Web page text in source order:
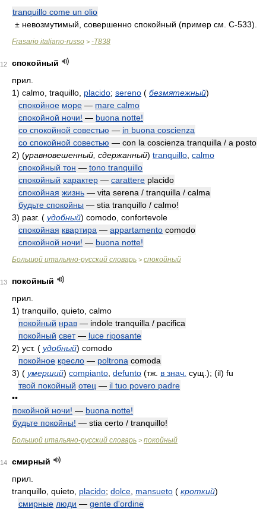
tranquillo come un olio
± невозмутимый, совершенно спокойный (пример см. С-533).
Frasario italiano-russo > -T838
12
спокойный
прил.
1) calmo, traquillo, placido; sereno ( безмятежный)
спокойное море — mare calmo
спокойной ночи! — buona notte!
со спокойной совестью — in buona coscienza
со спокойной совестью — con la coscienza tranquilla / a posto
2) (уравновешенный, сдержанный) tranquillo calmo
спокойный тон — tono tranquillo
спокойный характер — carattere placido
спокойная жизнь — vita serena / tranquilla / calma
будьте спокойны — stia tranquillo / calmo!
3) разг. ( удобный) comodo, confortevole
спокойная квартира — appartamento comodo
спокойной ночи! — buona notte!
Большой итальяно-русский словарь > спокойный
13
покойный
прил.
1) tranquillo, quieto, calmo
покойный нрав — indole tranquilla / pacifica
покойный свет— luce riposante
2) уст. ( удобный) comodo
покойное кресло — poltrona comoda
3) ( умерший) compianto defunto (тж. в знач. сущ.); (il) fu
твой покойный отец — il tuo povero padre
••
покойной ночи! — buona notte!
будьте покойны! — stia certo / tranquillo!
Большой итальяно-русский словарь > покойный
14
смирный
прил.
tranquillo, quieto, placido; dolce mansueto ( кроткий)
смирные люди — gente d'ordine